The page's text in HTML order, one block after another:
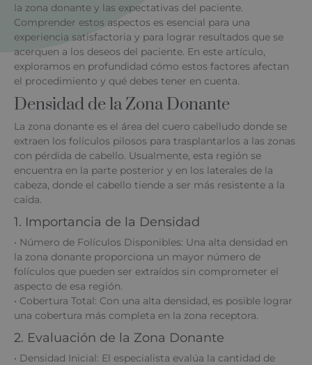
la zona donante y las expectativas del paciente.
Comprender estos aspectos es esencial para una
experiencia satisfactoria y para lograr resultados que se
acerquen a los deseos del paciente. En este artículo,
exploramos en profundidad cómo estos factores afectan
el procedimiento y qué debes tener en cuenta.
Densidad de la Zona Donante
La zona donante es el área del cuero cabelludo donde se
extraen los folículos pilosos para trasplantarlos a las zonas
con pérdida de cabello. Usualmente, esta región se
encuentra en la parte posterior y en los laterales de la
cabeza, donde el cabello tiende a ser más resistente a la
caída.
1. Importancia de la Densidad
• Número de Folículos Disponibles: Una alta densidad en
la zona donante proporciona un mayor número de
folículos que pueden ser extraídos sin comprometer el
aspecto de esa región.
• Cobertura Total: Con una alta densidad, es posible lograr
una cobertura más completa en la zona receptora.
2. Evaluación de la Zona Donante
• Densidad Inicial: El especialista evalúa la cantidad de